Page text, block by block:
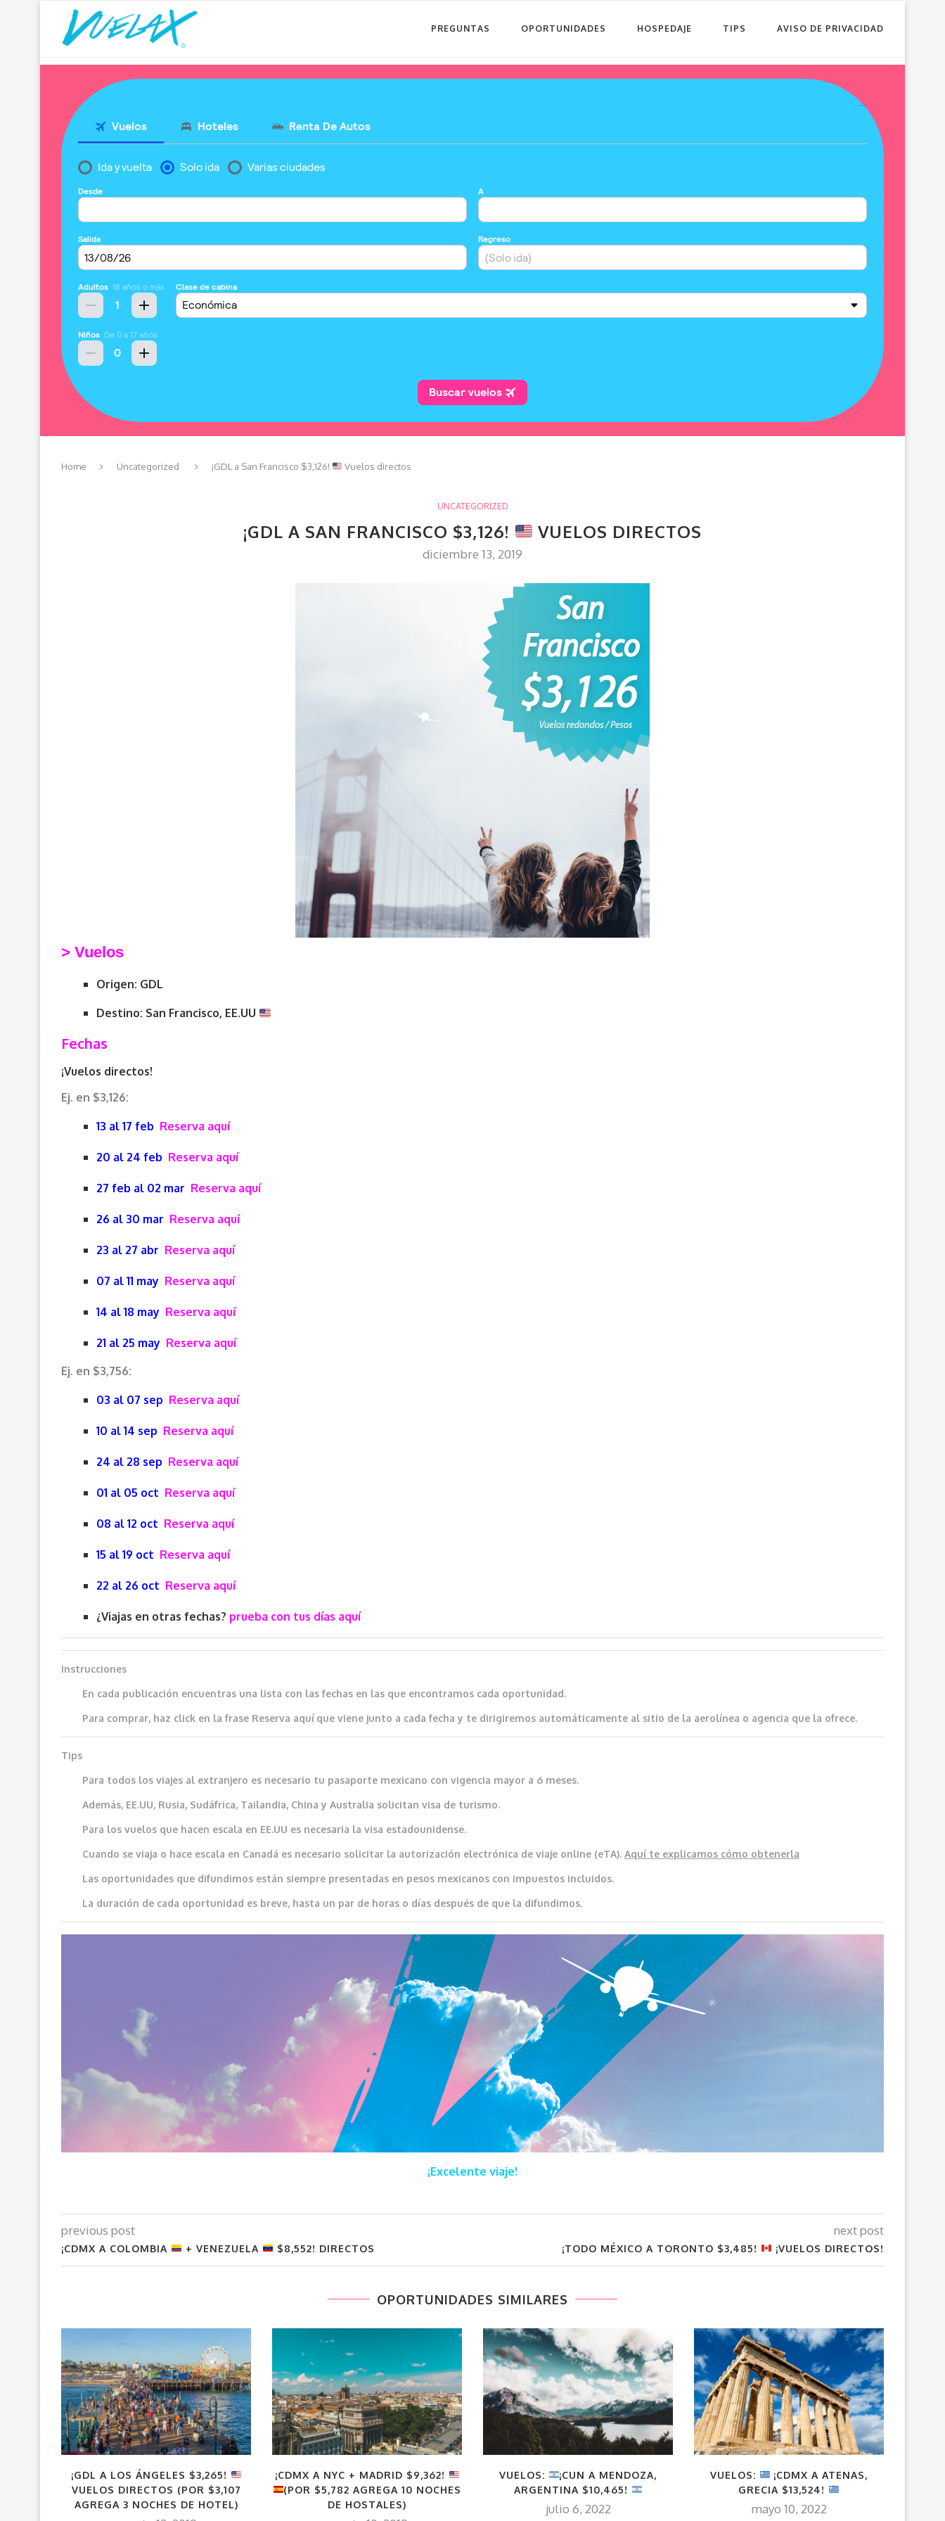
PREGUNTAS OPORTUNIDADES HOSPEDAJE TIPS AVISO DE PRIVACIDAD
Home Uncategorized ¡GDL a San Francisco $3,126! Vuelos directos
UNCATEGORIZED
¡GDL A SAN FRANCISCO $3,126! VUELOS DIRECTOS
diciembre 13, 2019
> Vuelos
Origen: GDL
Destino: San Francisco, EE.UU
Fechas
¡Vuelos directos!
Ej. en $3,126:
13 al 17 feb Reserva aquí
20 al 24 feb Reserva aquí
27 feb al 02 mar Reserva aquí
26 al 30 mar Reserva aquí
23 al 27 abr Reserva aquí
07 al 11 may Reserva aquí
14 al 18 may Reserva aquí
21 al 25 may Reserva aquí
Ej. en $3,756:
03 al 07 sep Reserva aquí
10 al 14 sep Reserva aquí
24 al 28 sep Reserva aquí
01 al 05 oct Reserva aquí
08 al 12 oct Reserva aquí
15 al 19 oct Reserva aquí
22 al 26 oct Reserva aquí
¿Viajas en otras fechas? prueba con tus días aquí
Instrucciones
En cada publicación encuentras una lista con las fechas en las que encontramos cada oportunidad.
Para comprar, haz click en la frase Reserva aquí que viene junto a cada fecha y te dirigiremos automáticamente al sitio de la aerolínea o agencia que la ofrece.
Tips
Para todos los viajes al extranjero es necesario tu pasaporte mexicano con vigencia mayor a 6 meses.
Además, EE.UU, Rusia, Sudáfrica, Tailandia, China y Australia solicitan visa de turismo.
Para los vuelos que hacen escala en EE.UU es necesaria la visa estadounidense.
Cuando se viaja o hace escala en Canadá es necesario solicitar la autorización electrónica de viaje online (eTA). Aquí te explicamos cómo obtenerla
Las oportunidades que difundimos están siempre presentadas en pesos mexicanos con impuestos incluidos.
La duración de cada oportunidad es breve, hasta un par de horas o días después de que la difundimos.
¡Excelente viaje!
previous post
¡CDMX A COLOMBIA + VENEZUELA $8,552! DIRECTOS
next post
¡TODO MÉXICO A TORONTO $3,485! ¡VUELOS DIRECTOS!
OPORTUNIDADES SIMILARES
¡GDL A LOS ÁNGELES $3,265!
VUELOS DIRECTOS (POR $3,107
AGREGA 3 NOCHES DE HOTEL)
¡CDMX A NYC + MADRID $9,362!
(POR $5,782 AGREGA 10 NOCHES
DE HOSTALES)
VUELOS:
¡CUN A MENDOZA,
ARGENTINA $10,465!
julio 6, 2022
VUELOS:
¡CDMX A ATENAS,
GRECIA $13,524!
mayo 10, 2022